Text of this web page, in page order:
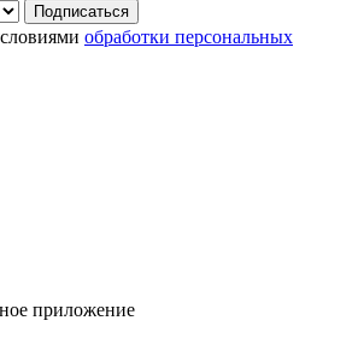
Подписаться
обработки персональных
приложение